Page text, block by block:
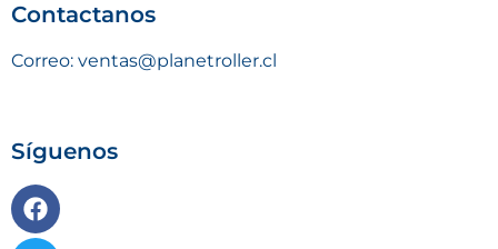
Contactanos
Correo: ventas@planetroller.cl
Síguenos